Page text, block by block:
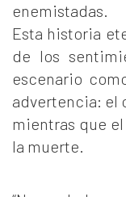
enemistadas.
Esta historia
de los
escenario
advertencia: el
mientras que
la muerte.